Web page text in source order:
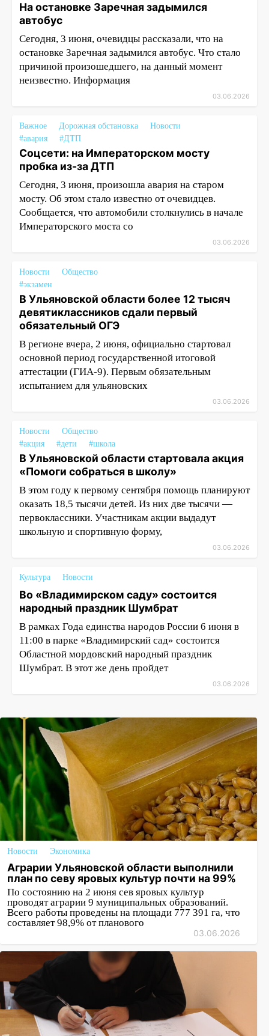
На остановке Заречная задымился
автобус
Сегодня, 3 июня, очевидцы рассказали, что на
остановке Заречная задымился автобус. Что стало
причиной произошедшего, на данный момент
неизвестно. Информация
03.06.2026
Важное Дорожная обстановка
Новости
#авария
#ДТП
Соцсети: на Императорском мосту
пробка из-за ДТП
Сегодня, 3 июня, произошла авария на старом
мосту. Об этом стало известно от очевидцев.
Сообщается, что автомобили столкнулись в начале
Императорского моста со
03.06.2026
Новости
Общество
#экзамен
В Ульяновской области более 12 тысяч
девятиклассников сдали первый
обязательный ОГЭ
В регионе вчера, 2 июня, официально стартовал
основной период государственной итоговой
аттестации (ГИА-9). Первым обязательным
испытанием для ульяновских
03.06.2026
Новости
Общество
#акция
#дети #школа
В Ульяновской области стартовала акция
«Помоги собраться в школу»
В этом году к первому сентября помощь планируют
оказать 18,5 тысячи детей. Из них две тысячи —
первоклассники. Участникам акции выдадут
школьную и спортивную форму,
03.06.2026
Культура Новости
Во «Владимирском саду» состоится
народный праздник Шумбрат
В рамках Года единства народов России 6 июня в
11:00 в парке «Владимирский сад» состоится
Областной мордовский народный праздник
Шумбрат. В этот же день пройдет
03.06.2026
Новости Экономика
Аграрии Ульяновской области выполнили
план по севу яровых культур почти на 99%
По состоянию на 2 июня сев яровых культур
проводят аграрии 9 муниципальных образований.
Всего работы проведены на площади 777 391 га, что
составляет 98,9% от планового
03.06.2026